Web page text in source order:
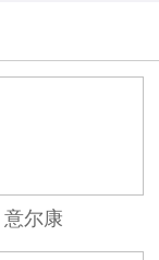
意尔康